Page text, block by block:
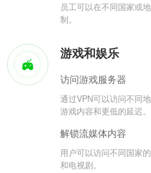
员工可以在不同国家或
制。
游戏和娱乐
访问游戏服务器
通过VPN可以访问不同
游戏内容和更低的延迟。
解锁流媒体内容
用户可以访问不同国家
和电视剧。